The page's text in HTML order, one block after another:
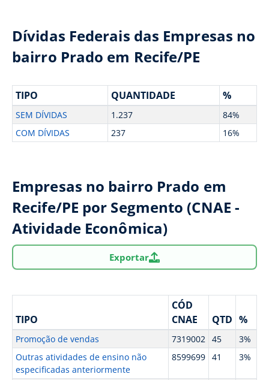
Dívidas Federais das Empresas no
bairro Prado em Recife/PE
TIPO QUANTIDADE %
SEM DÍVIDAS 1.237
84%
COM DÍVIDAS
237 16%
Empresas no bairro Prado em
Recife/PE por Segmento (CNAE -
Atividade Econômica)
Exportar
TIPO
CÓD
CNAE
QTD %
Promoção de vendas 7319002 45
3%
Outras atividades de ensino não
especificadas anteriormente
8599699 41 3%